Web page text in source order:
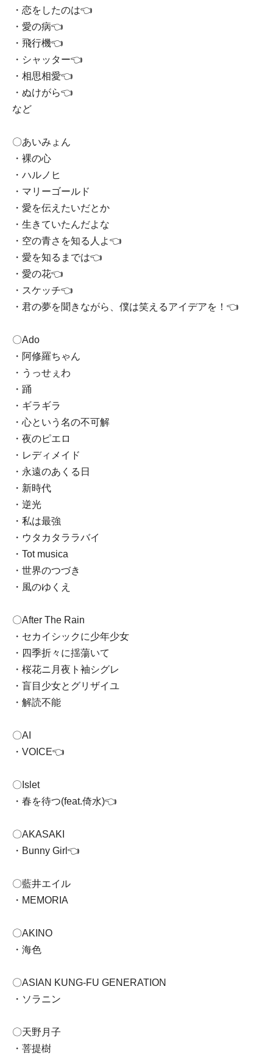
・恋をしたのは👈
・愛の病👈
・飛行機👈
・シャッター👈
・相思相愛👈
・ぬけがら👈
など
〇あいみょん
・裸の心
・ハルノヒ
・マリーゴールド
・愛を伝えたいだとか
・生きていたんだよな
・空の青さを知る人よ👈
・愛を知るまでは👈
・愛の花👈
・スケッチ👈
・君の夢を聞きながら、僕は笑えるアイデアを！👈
〇Ado
・阿修羅ちゃん
・うっせぇわ
・踊
・ギラギラ
・心という名の不可解
・夜のピエロ
・レディメイド
・永遠のあくる日
・新時代
・逆光
・私は最強
・ウタカタララバイ
・Tot musica
・世界のつづき
・風のゆくえ
〇After The Rain
・セカイシックに少年少女
・四季折々に揺蕩いて
・桜花ニ月夜ト袖シグレ
・盲目少女とグリザイユ
・解読不能
〇AI
・VOICE👈
〇Islet
・春を待つ(feat.倚水)👈
〇AKASAKI
・Bunny Girl👈
〇藍井エイル
・MEMORIA
〇AKINO
・海色
〇ASIAN KUNG-FU GENERATION
・ソラニン
〇天野月子
・菩提樹